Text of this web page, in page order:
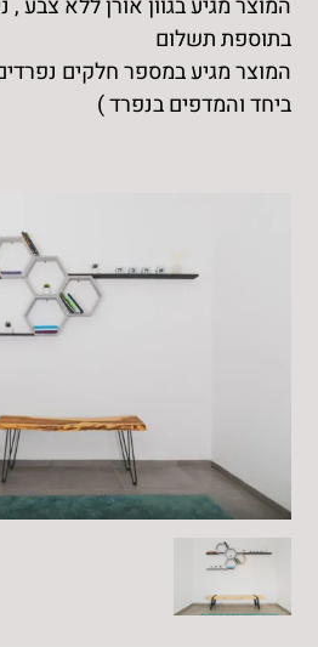
המוצר מגיע בגוון אורן ללא צבע ,
בתוספת תשלום
המוצר מגיע במספר חלקים
ביחד והמדפים בנפרד )